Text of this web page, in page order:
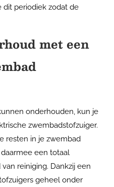
dit periodiek zodat de
met een
onderhouden, kun je
zwembadstofzuiger.
resten in je zwembad
een totaal
reiniging. Dankzij een
geheel onder